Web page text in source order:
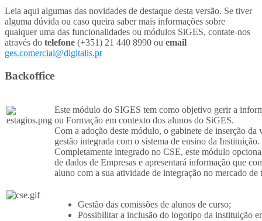
Leia aqui algumas das novidades de destaque desta versão. Se tiver
alguma dúvida ou caso queira saber mais informações sobre
qualquer uma das funcionalidades ou módulos SiGES, contate-nos
através do telefone (+351) 21 440 8990 ou email
ges.comercial@digitalis.pt
Backoffice
Este módulo do SIGES tem como objetivo gerir a
ou Formação em contexto dos alunos do SiGES.
Com a adoção deste módulo, o gabinete de inserção da
gestão integrada com o sistema de ensino da Instituição.
Completamente integrado no CSE, este módulo
de dados de Empresas e apresentará informação que
aluno com a sua atividade de integração no mercado de
Gestão das comissões de alunos de curso;
Possibilitar a inclusão do logotipo da instituição